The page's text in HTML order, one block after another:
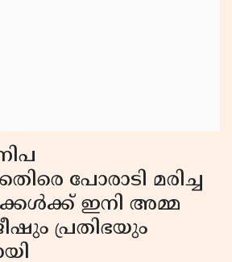
പോരാടി മരിച്ച
ഇനി അമ്മ
പ്രതിഭയും